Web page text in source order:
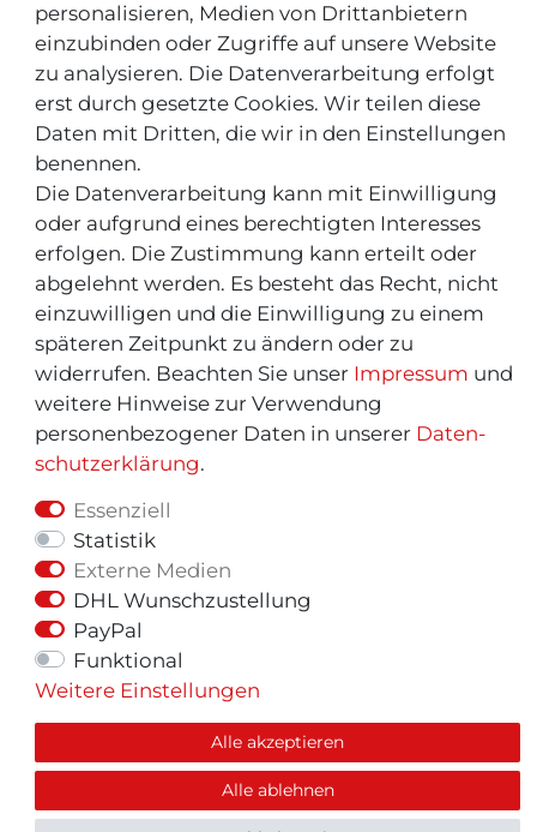
personalisieren, Medien von Drittanbietern
einzubinden oder Zugriffe auf unsere Website
zu analysieren. Die Datenverarbeitung erfolgt
erst durch gesetzte Cookies. Wir teilen diese
Daten mit Dritten, die wir in den Einstellungen
benennen.
Die Datenverarbeitung kann mit Einwilligung
oder aufgrund eines berechtigten Interesses
erfolgen. Die Zustimmung kann erteilt oder
abgelehnt werden. Es besteht das Recht, nicht
einzuwilligen und die Einwilligung zu einem
späteren Zeitpunkt zu ändern oder zu
widerrufen. Beachten Sie unser Impressum und
weitere Hinweise zur Verwendung
personenbezogener Daten in unserer Daten­
schutz­erklärung.
Essenziell
Statistik
Externe Medien
DHL Wunschzustellung
PayPal
Funktional
Weitere Einstellungen
Alle akzeptieren
Alle ablehnen
INFOS & TIPPS
Rücksendeservice/-Informationen
Informationen "MeinEinkauf.ch"
© Copyright 2026 | Alle Rechte vorbehalten.